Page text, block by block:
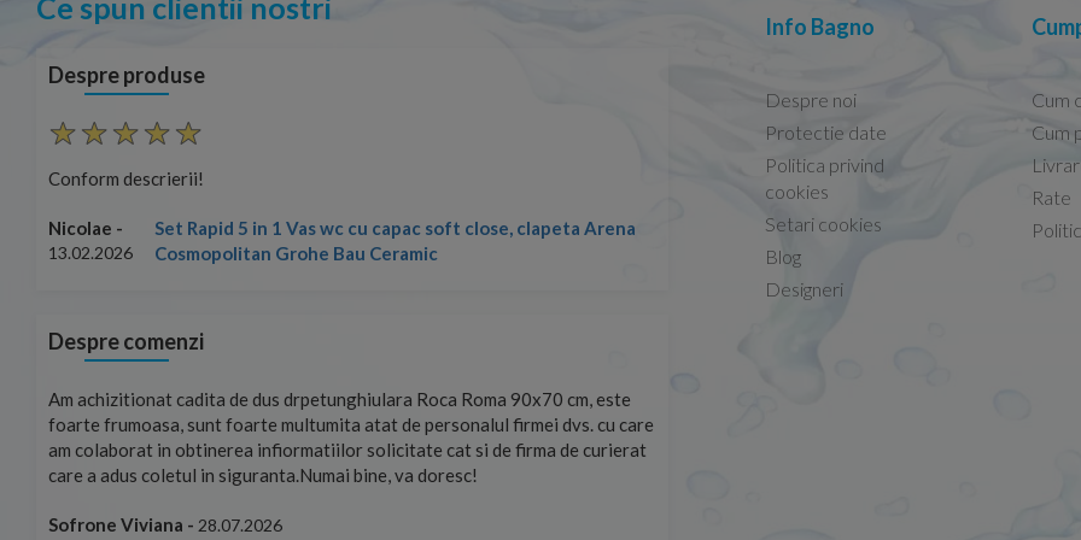
Ce spun clientii nostri
Despre produse
Conform descrierii!
Nicolae -
13.02.2026
Set Rapid 5 in 1 Vas wc cu capac soft close, clapeta Arena
Cosmopolitan Grohe Bau Ceramic
Conform descrierii!
13.02.2026
Despre comenzi
Am achizitionat cadita de dus drpetunghiulara Roca Roma 90x70 cm, este
foarte frumoasa, sunt foarte multumita atat de personalul firmei dvs. cu care
am colaborat in obtinerea infiormatiilor solicitate cat si de firma de curierat
care a adus coletul in siguranta.Numai bine, va doresc!
Sofrone Viviana - 28.07.2026
Info Bagno
Despre noi
Protectie date
Politica privind
cookies
Setari cookies
Blog
Designeri
Cum
Cum
Rate